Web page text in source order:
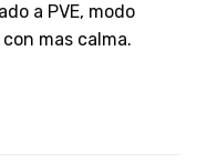
a PVE, modo
mas calma.